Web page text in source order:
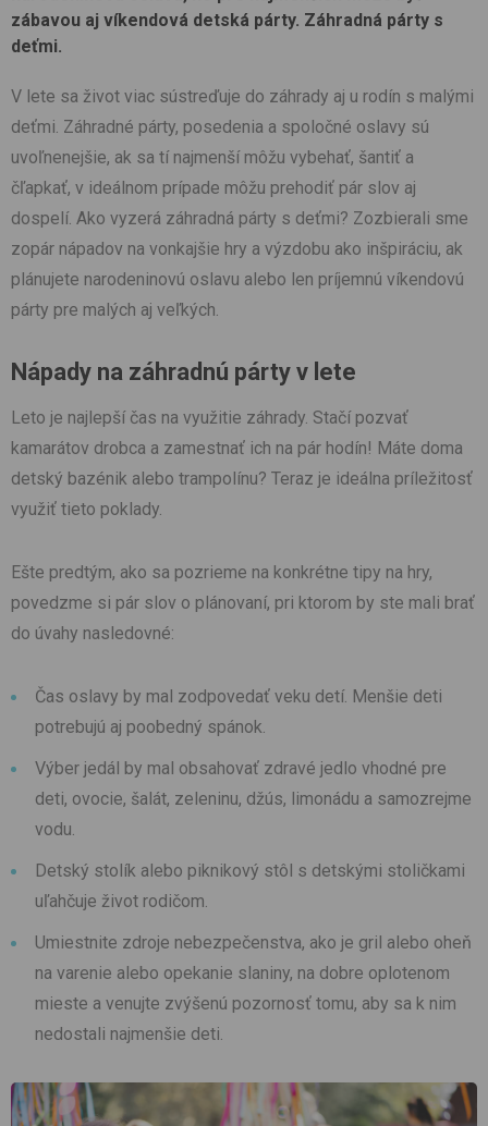
zábavou aj víkendová detská párty. Záhradná párty s
deťmi.
V lete sa život viac sústreďuje do záhrady aj u rodín s malými
deťmi. Záhradné párty, posedenia a spoločné oslavy sú
uvoľnenejšie, ak sa tí najmenší môžu vybehať, šantiť a
čľapkať, v ideálnom prípade môžu prehodiť pár slov aj
dospelí. Ako vyzerá záhradná párty s deťmi? Zozbierali sme
zopár nápadov na vonkajšie hry a výzdobu ako inšpiráciu, ak
plánujete narodeninovú oslavu alebo len príjemnú víkendovú
párty pre malých aj veľkých.
Nápady na záhradnú párty v lete
Leto je najlepší čas na využitie záhrady. Stačí pozvať
kamarátov drobca a zamestnať ich na pár hodín! Máte doma
detský bazénik alebo trampolínu? Teraz je ideálna príležitosť
využiť tieto poklady.
Ešte predtým, ako sa pozrieme na konkrétne tipy na hry,
povedzme si pár slov o plánovaní, pri ktorom by ste mali brať
do úvahy nasledovné:
Čas oslavy by mal zodpovedať veku detí. Menšie deti
potrebujú aj poobedný spánok.
Výber jedál by mal obsahovať zdravé jedlo vhodné pre
deti, ovocie, šalát, zeleninu, džús, limonádu a samozrejme
vodu.
Detský stolík alebo piknikový stôl s detskými stoličkami
uľahčuje život rodičom.
Umiestnite zdroje nebezpečenstva, ako je gril alebo oheň
na varenie alebo opekanie slaniny, na dobre oplotenom
mieste a venujte zvýšenú pozornosť tomu, aby sa k nim
nedostali najmenšie deti.